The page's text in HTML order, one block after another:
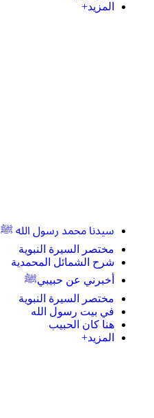
المزيد+
سيدنا محمد رسول الله ﷺ
مختصر السيرة النبوية
شرح الشمائل المحمدية
أخبرني عن حبيبيﷺ
مختصر السيرة النبوية
في بيت رسول الله
هنا كان الحبيب
المزيد+